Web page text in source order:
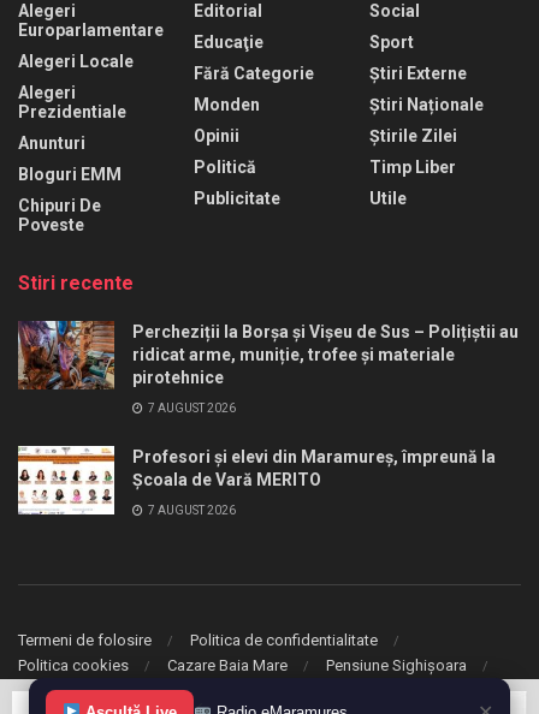
Alegeri
Europarlamentare
Alegeri Locale
Alegeri
Prezidentiale
Anunturi
Bloguri EMM
Chipuri De
Poveste
Editorial
Educaţie
Fără Categorie
Monden
Opinii
Politică
Publicitate
Social
Sport
Știri Externe
Știri Naționale
Știrile Zilei
Timp Liber
Utile
Stiri recente
Percheziții la Borșa și Vișeu de Sus – Polițiștii au
ridicat arme, muniție, trofee și materiale
pirotehnice
7 AUGUST 2026
Profesori și elevi din Maramureș, împreună la
Școala de Vară MERITO
7 AUGUST 2026
Termeni de folosire
Politica de confidentialitate
Politica cookies
Cazare Baia Mare Pensiune Sighișoara